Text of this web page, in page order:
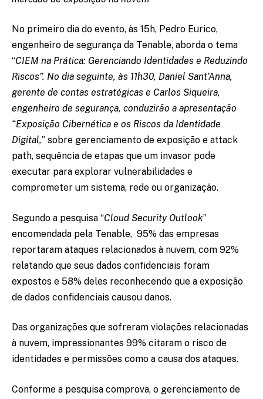
No primeiro dia do evento, às 15h, Pedro Eurico,
engenheiro de segurança da Tenable, aborda o tema
“CIEM na Prática: Gerenciando Identidades e Reduzindo
Riscos”. No dia seguinte, às 11h30, Daniel Sant’Anna,
gerente de contas estratégicas e Carlos Siqueira,
engenheiro de segurança, conduzirão a apresentação
“Exposição Cibernética e os Riscos da Identidade
Digital,” sobre gerenciamento de exposição e attack
path, sequência de etapas que um invasor pode
executar para explorar vulnerabilidades e
comprometer um sistema, rede ou organização.
Segundo a pesquisa “Cloud Security Outlook”
encomendada pela Tenable, 95% das empresas
reportaram ataques relacionados à nuvem, com 92%
relatando que seus dados confidenciais foram
expostos e 58% deles reconhecendo que a exposição
de dados confidenciais causou danos.
Das organizações que sofreram violações relacionadas
à nuvem, impressionantes 99% citaram o risco de
identidades e permissões como a causa dos ataques.
Conforme a pesquisa comprova, o gerenciamento de